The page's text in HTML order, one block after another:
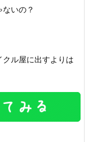
いの？
ル屋に出すよりは